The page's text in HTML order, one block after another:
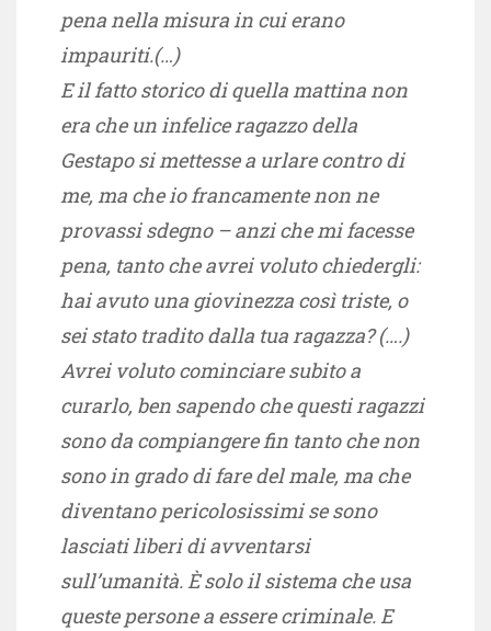
pena nella misura in cui erano
impauriti.(…)
E il fatto storico di quella mattina non
era che un infelice ragazzo della
Gestapo si mettesse a urlare contro di
me, ma che io francamente non ne
provassi sdegno – anzi che mi facesse
pena, tanto che avrei voluto chiedergli:
hai avuto una giovinezza così triste, o
sei stato tradito dalla tua ragazza? (….)
Avrei voluto cominciare subito a
curarlo, ben sapendo che questi ragazzi
sono da compiangere fin tanto che non
sono in grado di fare del male, ma che
diventano pericolosissimi se sono
lasciati liberi di avventarsi
sull’umanità. È solo il sistema che usa
queste persone a essere criminale. E